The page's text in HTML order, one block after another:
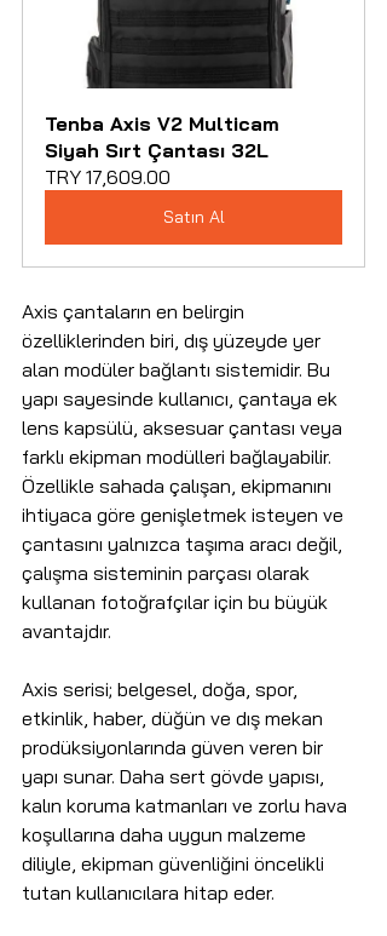
Tenba Axis V2 Multicam
Siyah Sırt Çantası 32L
TRY 17,609.00
Satın Al
Axis çantaların en belirgin
özelliklerinden biri, dış yüzeyde yer
alan modüler bağlantı sistemidir. Bu
yapı sayesinde kullanıcı, çantaya ek
lens kapsülü, aksesuar çantası veya
farklı ekipman modülleri bağlayabilir.
Özellikle sahada çalışan, ekipmanını
ihtiyaca göre genişletmek isteyen ve
çantasını yalnızca taşıma aracı değil,
çalışma sisteminin parçası olarak
kullanan fotoğrafçılar için bu büyük
avantajdır.
Axis serisi; belgesel, doğa, spor,
etkinlik, haber, düğün ve dış mekan
prodüksiyonlarında güven veren bir
yapı sunar. Daha sert gövde yapısı,
kalın koruma katmanları ve zorlu hava
koşullarına daha uygun malzeme
diliyle, ekipman güvenliğini öncelikli
tutan kullanıcılara hitap eder.